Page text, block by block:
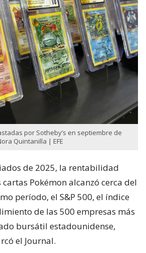
por Sotheby’s en septiembre de
Quintanilla | EFE
de 2025, la rentabilidad
Pokémon alcanzó cerca del
período, el S&P 500, el índice
de las 500 empresas más
bursátil estadounidense,
el Journal.